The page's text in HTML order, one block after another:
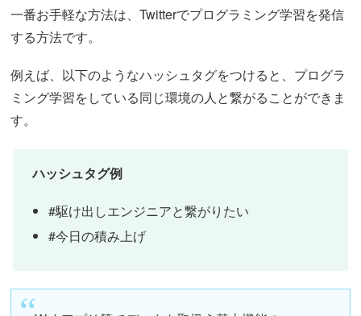
一番お手軽な方法は、Twitterでプログラミング学習を発信
する方法です。
例えば、以下のようなハッシュタグをつけると、プログラ
ミング学習をしている同じ環境の人と繋がることができま
す。
ハッシュタグ例
#駆け出しエンジニアと繋がりたい
#今日の積み上げ